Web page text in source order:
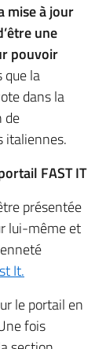
mise à jour
une
pouvoir
que la
dans la
de
italiennes.
FAST IT
présentée
lui-même et
It.
le portail en
fois